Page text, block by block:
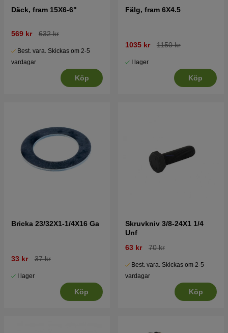
Däck, fram 15X6-6"
569 kr 632 kr
Best. vara. Skickas om 2-5
vardagar
Köp
Fälg, fram 6X4.5
1035 kr 1150 kr
I lager
Köp
Bricka 23/32X1-1/4X16 Ga
33 kr 37 kr
I lager
Köp
Skruvkniv 3/8-24X1 1/4
Unf
63 kr
70 kr
Best. vara. Skickas om 2-5
vardagar
Köp